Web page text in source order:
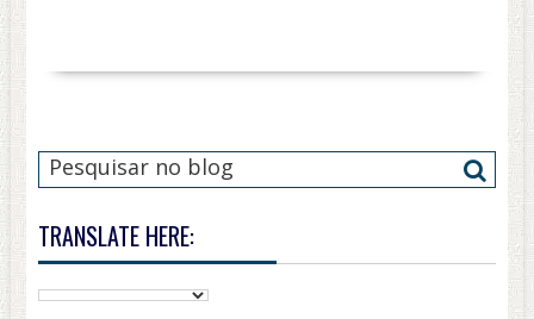
TRANSLATE HERE: